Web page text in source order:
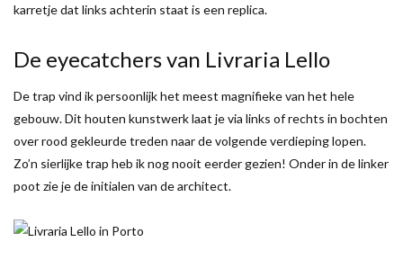
karretje dat links achterin staat is een replica.
De eyecatchers van Livraria Lello
De trap vind ik persoonlijk het meest magnifieke van het hele
gebouw. Dit houten kunstwerk laat je via links of rechts in bochten
over rood gekleurde treden naar de volgende verdieping lopen.
Zo’n sierlijke trap heb ik nog nooit eerder gezien! Onder in de linker
poot zie je de initialen van de architect.